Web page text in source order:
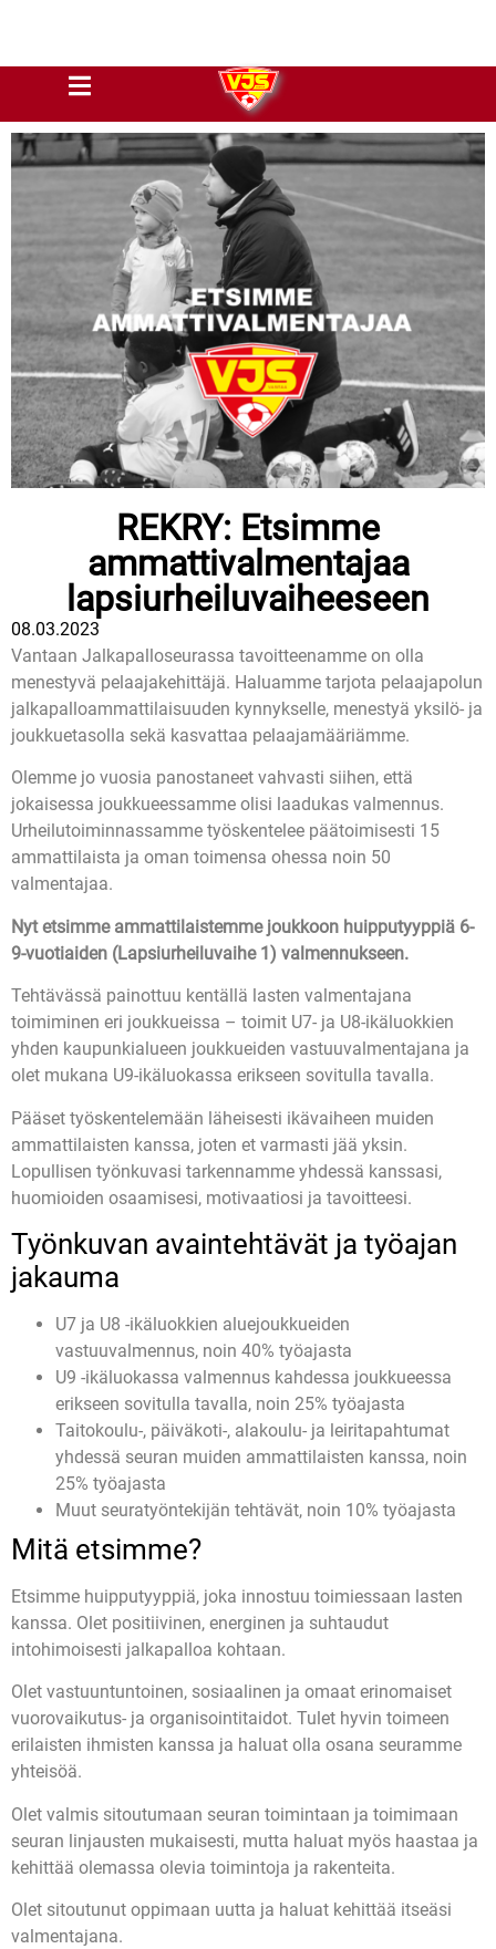
REKRY: Etsimme
ammattivalmentajaa
lapsiurheiluvaiheeseen
08.03.2023
Vantaan Jalkapalloseurassa tavoitteenamme on olla
menestyvä pelaajakehittäjä. Haluamme tarjota pelaajapolun
jalkapalloammattilaisuuden kynnykselle, menestyä yksilö- ja
joukkuetasolla sekä kasvattaa pelaajamääriämme.
Olemme jo vuosia panostaneet vahvasti siihen, että
jokaisessa joukkueessamme olisi laadukas valmennus.
Urheilutoiminnassamme työskentelee päätoimisesti 15
ammattilaista ja oman toimensa ohessa noin 50
valmentajaa.
Nyt etsimme ammattilaistemme joukkoon huipputyyppiä 6-
9-vuotiaiden (Lapsiurheiluvaihe 1) valmennukseen.
Tehtävässä painottuu kentällä lasten valmentajana
toimiminen eri joukkueissa – toimit U7- ja U8-ikäluokkien
yhden kaupunkialueen joukkueiden vastuuvalmentajana ja
olet mukana U9-ikäluokassa erikseen sovitulla tavalla.
Pääset työskentelemään läheisesti ikävaiheen muiden
ammattilaisten kanssa, joten et varmasti jää yksin.
Lopullisen työnkuvasi tarkennamme yhdessä kanssasi,
huomioiden osaamisesi, motivaatiosi ja tavoitteesi.
Työnkuvan avaintehtävät ja työajan
jakauma
U7 ja U8 -ikäluokkien aluejoukkueiden
vastuuvalmennus, noin 40% työajasta
U9 -ikäluokassa valmennus kahdessa joukkueessa
erikseen sovitulla tavalla, noin 25% työajasta
Taitokoulu-, päiväkoti-, alakoulu- ja leiritapahtumat
yhdessä seuran muiden ammattilaisten kanssa, noin
25% työajasta
Muut seuratyöntekijän tehtävät, noin 10% työajasta
Mitä etsimme?
Etsimme huipputyyppiä, joka innostuu toimiessaan lasten
kanssa. Olet positiivinen, energinen ja suhtaudut
intohimoisesti jalkapalloa kohtaan.
Olet vastuuntuntoinen, sosiaalinen ja omaat erinomaiset
vuorovaikutus- ja organisointitaidot. Tulet hyvin toimeen
erilaisten ihmisten kanssa ja haluat olla osana seuramme
yhteisöä.
Olet valmis sitoutumaan seuran toimintaan ja toimimaan
seuran linjausten mukaisesti, mutta haluat myös haastaa ja
kehittää olemassa olevia toimintoja ja rakenteita.
Olet sitoutunut oppimaan uutta ja haluat kehittää itseäsi
valmentajana.